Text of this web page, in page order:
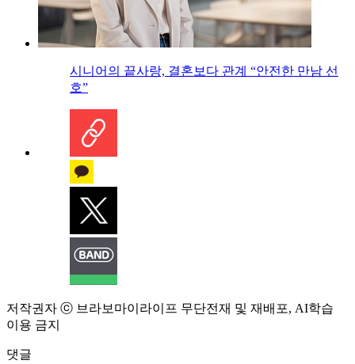
시니어의 끝사랑, 결혼보다 관계 “안전한 만남 선
호”
저작권자 ⓒ 브라보마이라이프 무단전재 및 재배포, AI학습
이용 금지
댓글